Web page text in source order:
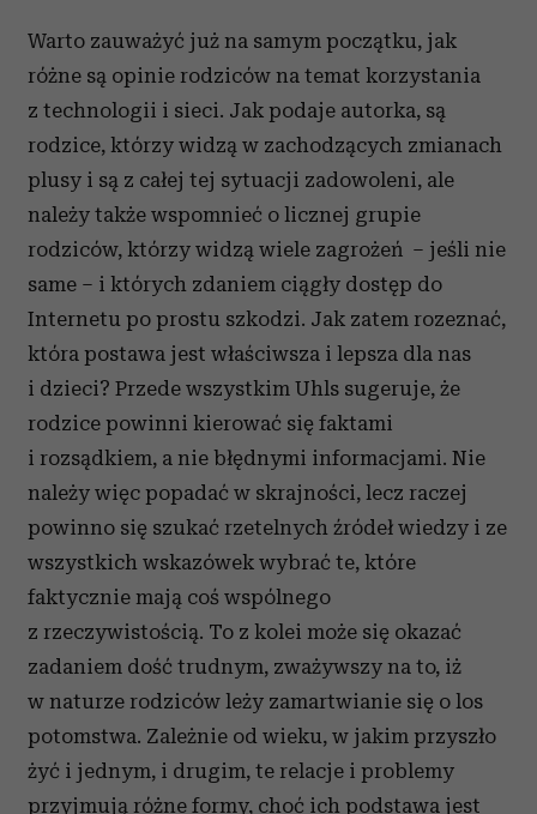
Warto zauważyć już na samym początku, jak
różne są opinie rodziców na temat korzystania
z technologii i sieci. Jak podaje autorka, są
rodzice, którzy widzą w zachodzących zmianach
plusy i są z całej tej sytuacji zadowoleni, ale
należy także wspomnieć o licznej grupie
rodziców, którzy widzą wiele zagrożeń – jeśli nie
same – i których zdaniem ciągły dostęp do
Internetu po prostu szkodzi. Jak zatem rozeznać,
która postawa jest właściwsza i lepsza dla nas
i dzieci? Przede wszystkim Uhls sugeruje, że
rodzice powinni kierować się faktami
i rozsądkiem, a nie błędnymi informacjami. Nie
należy więc popadać w skrajności, lecz raczej
powinno się szukać rzetelnych źródeł wiedzy i ze
wszystkich wskazówek wybrać te, które
faktycznie mają coś wspólnego
z rzeczywistością. To z kolei może się okazać
zadaniem dość trudnym, zważywszy na to, iż
w naturze rodziców leży zamartwianie się o los
potomstwa. Zależnie od wieku, w jakim przyszło
żyć i jednym, i drugim, te relacje i problemy
przyjmują różne formy, choć ich podstawa jest